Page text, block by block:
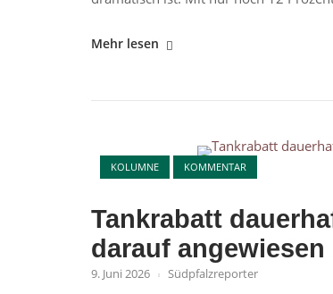
"AfD
und
SPD"
Mehr lesen
KOLUMNE KOMMENTAR
Open post
Tankrabatt
darauf angewiesen
9. Juni 2026 Südpfalzreporter